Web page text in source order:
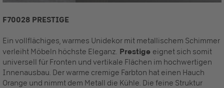
F70028 PRESTIGE
Ein vollflächiges, warmes Unidekor mit metallischem Schimmer
verleiht Möbeln höchste Eleganz. Prestige eignet sich somit
universell für Fronten und vertikale Flächen im hochwertigen
Innenausbau. Der warme cremige Farbton hat einen Hauch
Orange und nimmt dem Metall die Kühle. Die feine Struktur